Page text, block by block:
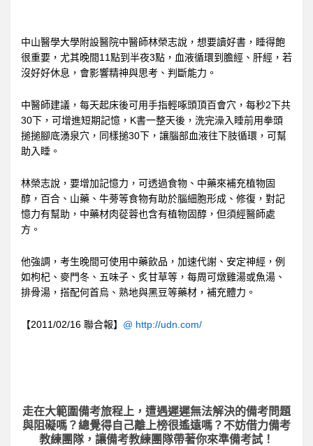
中山醫學大學附設醫院中醫師林榮志說，想要讀好書，睡得飽
很重要，尤其晚間11點到半夜3點，血液循環到膽經、肝經，若
沒好好休息，會影響精神與思考、判斷能力。
中醫師建議，每天起床後可用手指輕啄頭頂百會穴，每秒2下共
30下，可增進短期記憶，K書一整天後，洗完澡入睡前用拳頭
搥搥腳底湧泉穴，同樣搥30下，讓腦部血液往下肢循環，可幫
助入睡。
林榮志說，要增加記憶力，可透過食物、中藥來補充植物固
醇，百合、山藥、牛蒡等食物有助於腦細胞形成、修復，對記
憶力有幫助，中藥材肉蓯蓉也含有植物固醇，但須經醫師處
方。
他強調，考生晚間可使用中藥飲品，加速代謝、安定神經，例
如枸杞、麥門冬、五味子、炙甘草等，每周可燉雞湯或魚湯、
排骨湯，搭配何首烏、熟地與黑豆等藥材，補充體力。
【2011/02/16 聯合報】 @ http://udn.com/
走在大範圍備考旅程上， 遭遇遲遲無法解決的備考問題
與阻礙嗎？總覺得自己離上榜很遙遠嗎？不妨借力備考
教練團隊，讓備考教練團隊帶著你來準備考試！